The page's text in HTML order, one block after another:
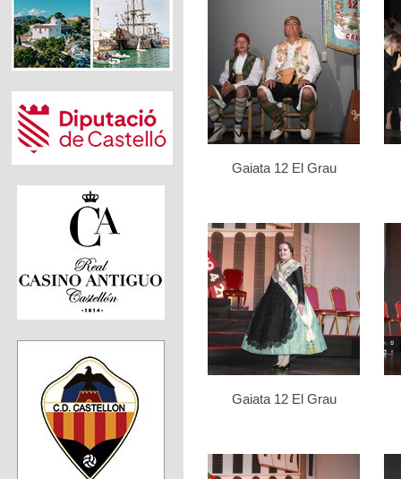
Gaiata 12 El Grau
Gaiata 12 El Grau